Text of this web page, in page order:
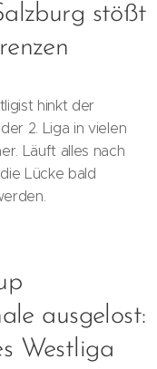
stößt
hinkt der
2. Liga in vielen
Läuft alles nach
Lücke bald
ausgelost:
Westliga